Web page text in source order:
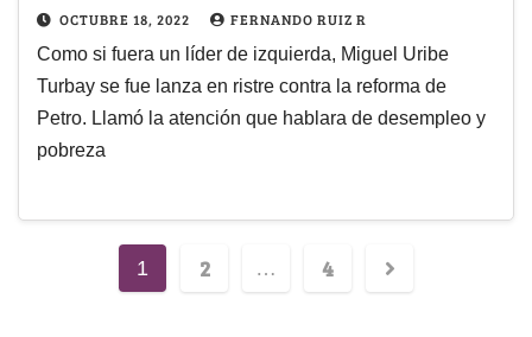
OCTUBRE 18, 2022 FERNANDO RUIZ R
Como si fuera un líder de izquierda, Miguel Uribe
Turbay se fue lanza en ristre contra la reforma de
Petro. Llamó la atención que hablara de desempleo y
pobreza
1 2 … 4